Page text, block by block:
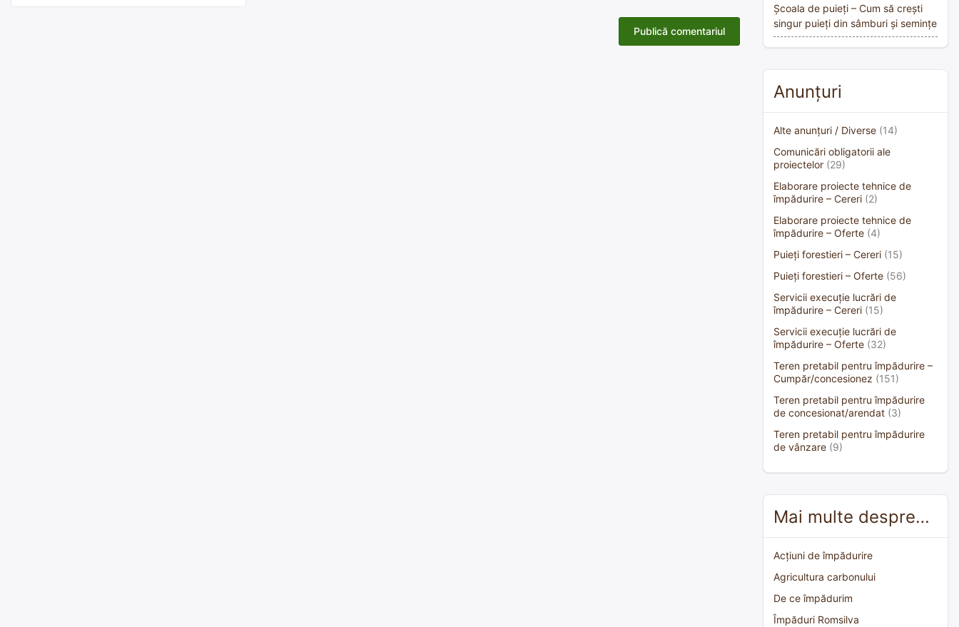
Școala de puieți – Cum să crești
singur puieți din sâmburi și semințe
Anunțuri
Alte anunțuri / Diverse (14)
Comunicări obligatorii ale
proiectelor (29)
Elaborare proiecte tehnice de
împădurire – Cereri (2)
Elaborare proiecte tehnice de
împădurire – Oferte (4)
Puieți forestieri – Cereri (15)
Puieți forestieri – Oferte (56)
Servicii execuție lucrări de
împădurire – Cereri (15)
Servicii execuție lucrări de
împădurire – Oferte (32)
Teren pretabil pentru împădurire –
Cumpăr/concesionez (151)
Teren pretabil pentru împădurire
de concesionat/arendat (3)
Teren pretabil pentru împădurire
de vânzare (9)
Mai multe despre…
Acțiuni de împădurire
Agricultura carbonului
De ce împădurim
Împăduri Romsilva